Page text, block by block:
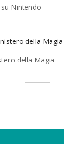
su Nintendo
della Magia